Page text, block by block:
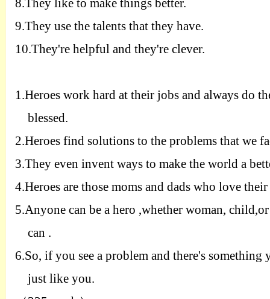
8.They like to make things better.
9.They use the talents that they have.
10.They're helpful and they're clever.
1.Heroes work hard at their jobs and always do
blessed.
2.Heroes find solutions to the problems that we
3.They even invent ways to make the world a
4.Heroes are those moms and dads who love
5.Anyone can be a hero ,whether woman,
can .
6.So, if you see a problem and there's
just like you.